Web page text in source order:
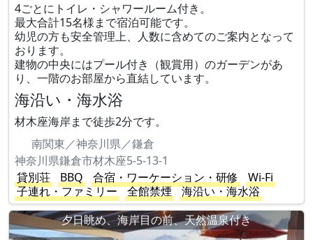
4ごとにトイレ・シャワールーム付き。
最大合計15名様まで宿泊可能です。
幼児の方も安全管理上、人数に含めてのご案内となって
おります。
建物の中央にはプール付き（観賞用）のガーデンがあ
り、一階のお部屋から直結しています。
海沿い・海水浴
材木座海岸まで徒歩2分です。
南関東／神奈川県／鎌倉
神奈川県鎌倉市材木座5-5-13-1
貸別荘
BBQ 合宿・ワーケーション・研修
Wi-Fi
子連れ・ファミリー
全館禁煙
海沿い・海水浴
夕日眺め、海岸目の前、天然温泉付き